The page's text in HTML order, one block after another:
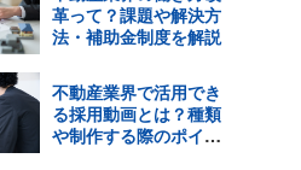
革って？課題や解決方
法・補助金制度を解説
不動産業界で活用でき
る採用動画とは？種類
や制作する際のポイン